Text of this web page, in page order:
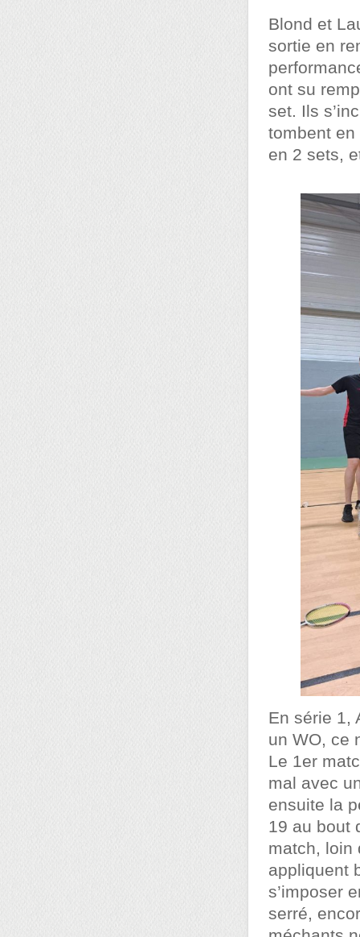
Blond et
sortie en
ont su
set. Ils
tombent
en 2 sets,
En série 1,
un WO, ce
Le 1er
mal avec
ensuite la
19 au bout
match, loin
appliquent
s’imposer
serré,